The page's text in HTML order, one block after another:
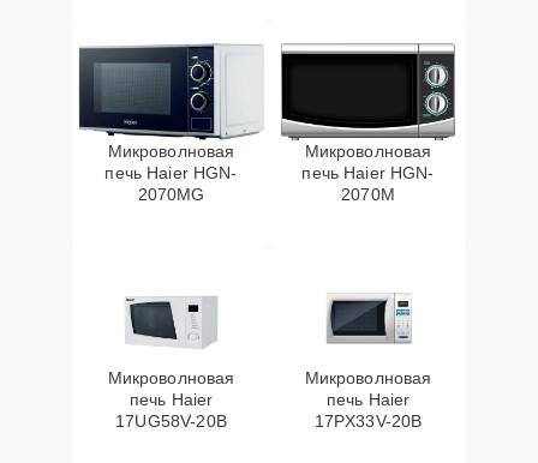
Микроволновая
печь Haier HGN-
2070MG
Микроволновая
печь Haier HGN-
2070M
Микроволновая
печь Haier
17UG58V-20B
Микроволновая
печь Haier
17PX33V-20B